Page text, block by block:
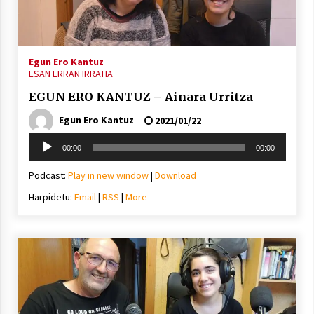
inguruko tailerraren audioa
2021/11/25
Mahai-ingurua: irratia, podcastak
eta ondoren zer?
2021/11/12
Arrosaren IX. Topaketak – Mila
esker guztioi!
2021/11/11
Egun Ero Kantuz
ESAN ERRAN IRRATIA
EGUN ERO KANTUZ – Ainara Urritza
Egun Ero Kantuz
2021/01/22
Soinu
erreproduzigailua
00:00 00:00
Podcast: Play in new window| Download
Harpidetu: Email| RSS | More